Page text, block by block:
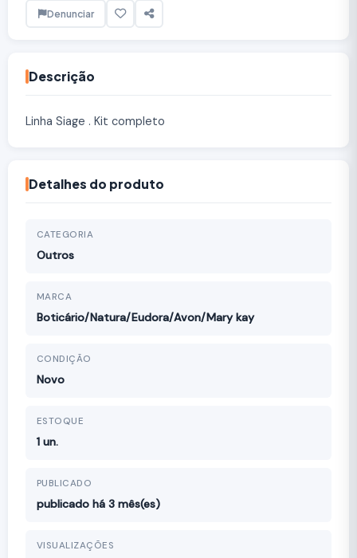
Denunciar
Descrição
Linha Siage . Kit completo
Detalhes do produto
CATEGORIA
Outros
MARCA
Boticário/Natura/Eudora/Avon/Mary kay
CONDIÇÃO
Novo
ESTOQUE
1 un.
PUBLICADO
publicado há 3 mês(es)
VISUALIZAÇÕES